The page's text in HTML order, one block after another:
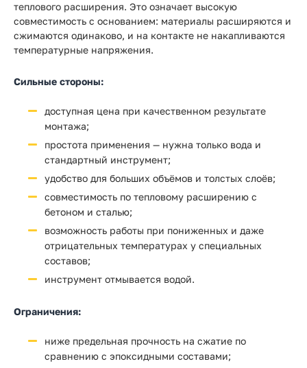
теплового расширения. Это означает высокую
совместимость с основанием: материалы расширяются и
сжимаются одинаково, и на контакте не накапливаются
температурные напряжения.
Сильные стороны:
доступная цена при качественном результате
монтажа;
простота применения — нужна только вода и
стандартный инструмент;
удобство для больших объёмов и толстых слоёв;
совместимость по тепловому расширению с
бетоном и сталью;
возможность работы при пониженных и даже
отрицательных температурах у специальных
составов;
инструмент отмывается водой.
Ограничения:
ниже предельная прочность на сжатие по
сравнению с эпоксидными составами;